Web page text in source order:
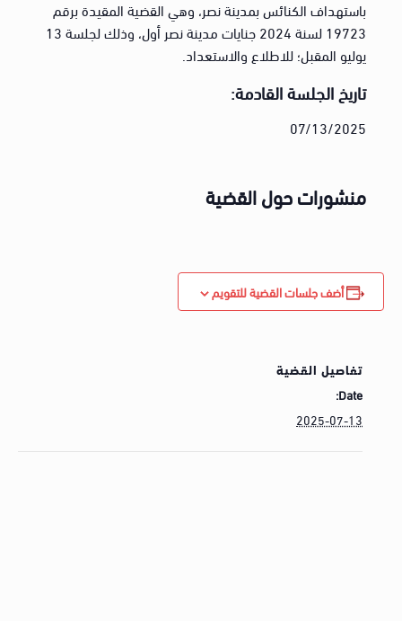
باستهداف الكنائس بمدينة نصر، وهي القضية المقيدة برقم
19723 لسنة 2024 جنايات مدينة نصر أول، وذلك لجلسة 13
يوليو المقبل؛ للاطلاع والاستعداد.
تاريخ الجلسة القادمة:
07/13/2025
منشورات حول القضية
أضف جلسات القضية للتقويم
تفاصيل القضية
Date:
2025-07-13